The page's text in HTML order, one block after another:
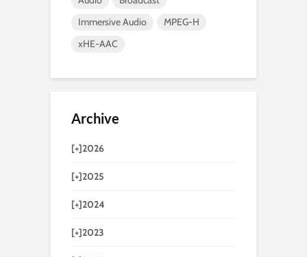
Immersive Audio
MPEG-H
xHE-AAC
Archive
[+]2026
[+]2025
[+]2024
[+]2023